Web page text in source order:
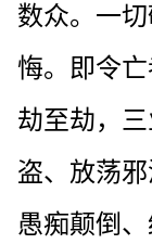
数众。一
悔。即令
劫至劫，
盗、放荡邪
愚痴颠倒